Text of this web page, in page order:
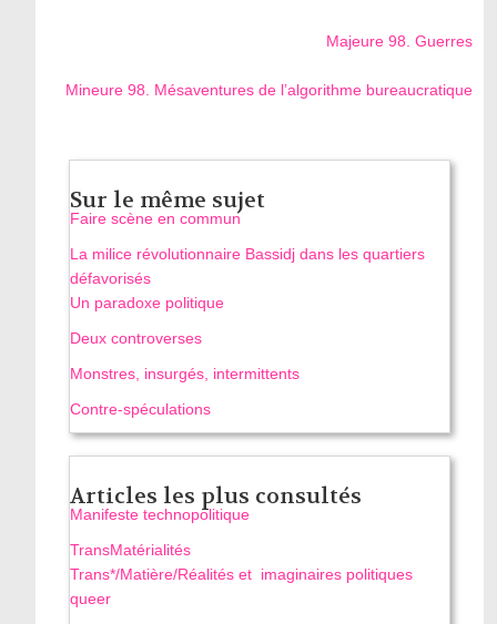
Majeure 98. Guerres
Mineure 98. Mésaventures de l’algorithme bureaucratique
Sur le même sujet
Faire scène en commun
La milice révolutionnaire Bassidj dans les quartiers
défavorisés
Un paradoxe politique
Deux controverses
Monstres, insurgés, intermittents
Contre-spéculations
Articles les plus consultés
Manifeste technopolitique
TransMatérialités
Trans*/Matière/Réalités et imaginaires politiques
queer